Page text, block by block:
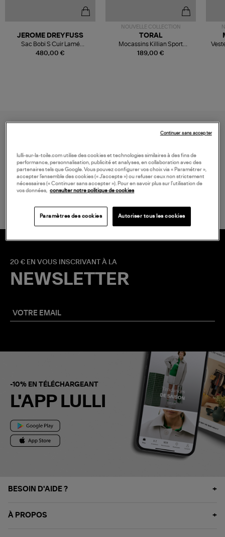
480,00 €
JEROME DREYFUSS
Sac Bobi S Cuir Lamé
Champagne
NOUVELLE COLLECTION
189,00 €
TORAL
Mocassins Killian Sport
Mousse
LIVRAISON GRATUITE
à partir de 150 € d'achat*
20 € EN VOUS INSCRIVANT À LA
NEWSLETTER
-10% EN TÉLÉCHARGEANT
L'APP LULLI
BESOIN D'AIDE ?
À PROPOS
lulli-sur-la-toile.com utilise des cookies et technologies similaires à des fins de
performance, personnalisation, publicité et analyses, en collaboration avec des
partenaires tels que Google. Vous pouvez configurer vos choix via « Paramétrer »,
accepter l’ensemble des cookies (« J’accepte ») ou refuser ceux non strictement
nécessaires (« Continuer sans accepter »). Pour en savoir plus sur l’utilisation de
vos données, consulter notre politique de cookies
Paramètres des cookies Autoriser tous les cookies
Continuer sans accepter